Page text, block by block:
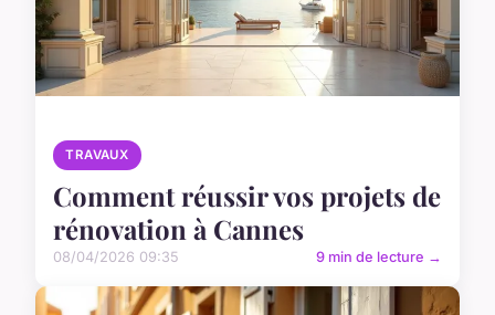
TRAVAUX
Comment réussir vos projets de
rénovation à Cannes
08/04/2026 09:35 9 min de lecture →